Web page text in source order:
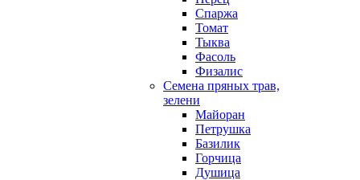
Спаржа
Томат
Тыква
Фасоль
Физалис
Семена пряных трав,
зелени
Майоран
Петрушка
Базилик
Горчица
Душица